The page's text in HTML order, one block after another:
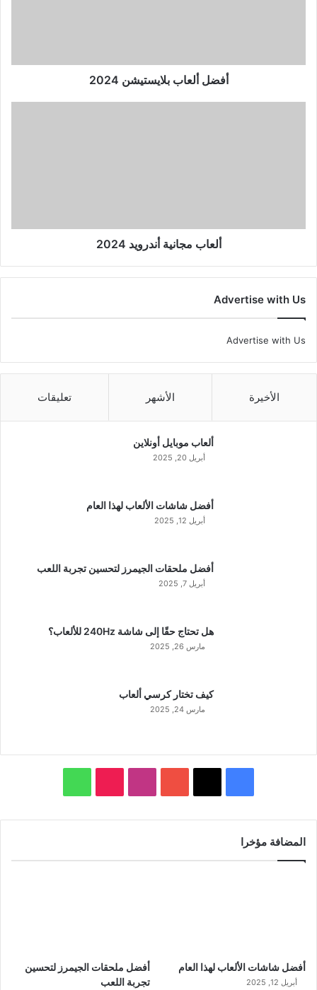
أفضل ألعاب بلايستيشن 2024
ألعاب مجانية أندرويد 2024
Advertise with Us
Advertise with Us
الأخيرة الأشهر تعليقات
ألعاب موبايل أونلاين
أبريل 20, 2025
أفضل شاشات الألعاب لهذا العام
أبريل 12, 2025
أفضل ملحقات الجيمرز لتحسين تجربة اللعب
أبريل 7, 2025
هل تحتاج حقًا إلى شاشة 240Hz للألعاب؟
مارس 26, 2025
كيف تختار كرسي ألعاب
مارس 24, 2025
المضافة مؤخرا
أفضل شاشات الألعاب لهذا العام
أبريل 12, 2025
أفضل ملحقات الجيمرز لتحسين
تجربة اللعب